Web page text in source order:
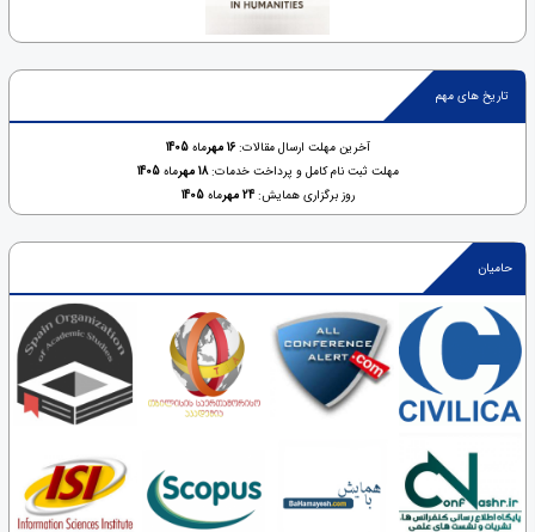
تاریخ های مهم
آخرین مهلت ارسال مقالات:16 مهر ماه1405
مهلت ثبت نام کامل و پرداخت خدمات:18 مهر ماه1405
روز برگزاری همایش:24 مهر ماه1405
حامیان